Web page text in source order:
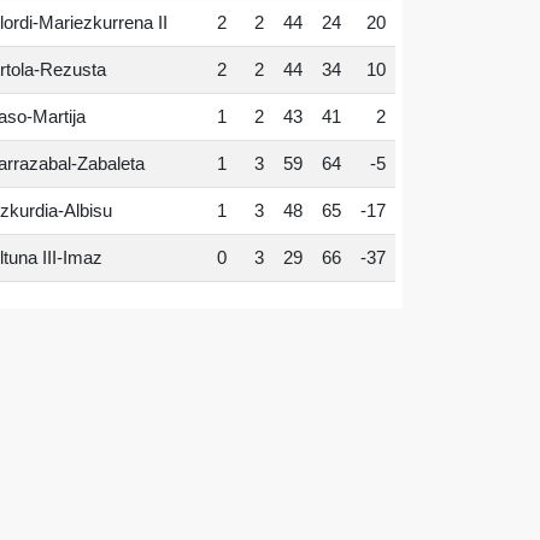
Mariezkurrena II 2 2 44 24 20
Rezusta 2 2 44 34 10
Martija 1 2 43 41 2
Zabaleta 1 3 59 64 -5
Albisu 1 3 48 65 -17
III-Imaz 0 3 29 66 -37